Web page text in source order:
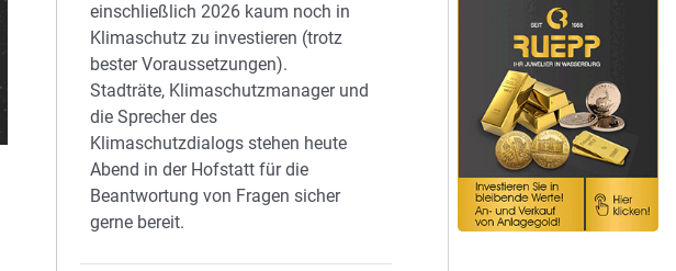
einschließlich 2026 kaum noch in
Klimaschutz zu investieren (trotz
bester Voraussetzungen).
Stadträte, Klimaschutzmanager und
die Sprecher des
Klimaschutzdialogs stehen heute
Abend in der Hofstatt für die
Beantwortung von Fragen sicher
gerne bereit.